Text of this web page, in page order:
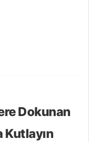
Dokunan
Kutlayın